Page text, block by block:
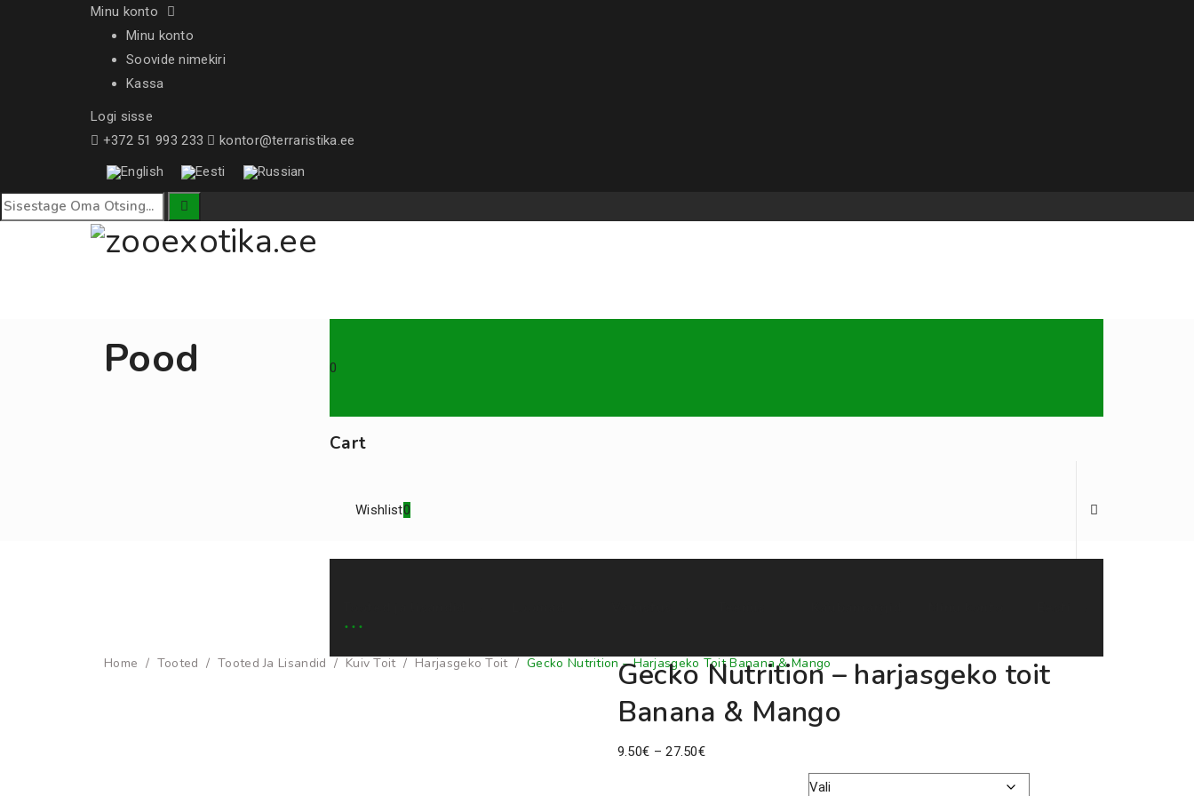
Minu konto
Minu konto
Soovide nimekiri
Kassa
Logi sisse
+372 51 993 233
kontor@terraristika.ee
0
Cart
Wishlist0
Pood
Home / Tooted /Tooted Ja Lisandid / Kuiv Toit/ Harjasgeko Toit/Gecko Nutrition – Harjasgeko Toit Banana & Mango
Gecko Nutrition – harjasgeko toit
Banana & Mango
9.50€ – 27.50€Price